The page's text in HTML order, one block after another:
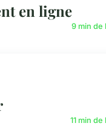
en ligne
9 min
11 min